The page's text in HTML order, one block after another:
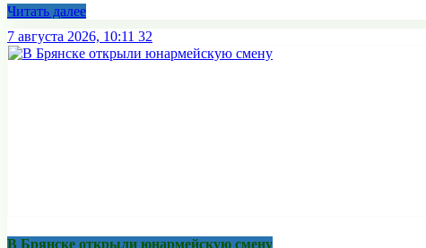
Читать далее
7 августа 2026, 10:11 32
В Брянске открыли юнармейскую смену